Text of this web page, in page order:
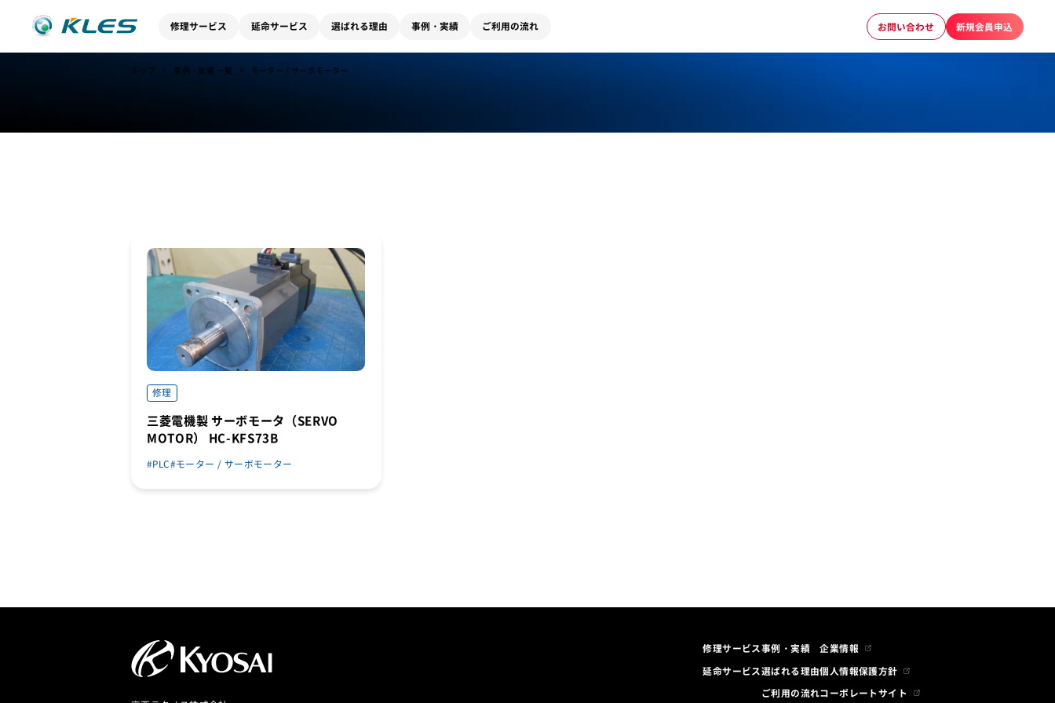
修理サービス 延命サービス 選ばれる理由 事例・実績 ご利用の流れ お問い合わせ 新規会員申込
トップ 事例・実績 一覧 モーター / サーボモーター
事例・実績 一覧
修理
三菱電機製 サーボモータ（SERVO
MOTOR） HC-KFS73B
PLC モーター / サーボモーター
修理サービス
延命サービス
事例・実績
選ばれる理由
ご利用の流れ
企業情報
個人情報保護方針
コーポレートサイト